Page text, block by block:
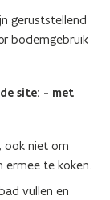
geruststellend
bodemgebruik
site: - met
ook niet om
te koken.
vullen en